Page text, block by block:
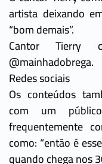
artista deixando
“bom demais”.
Cantor Tierry
@mainhadobrega.
Redes sociais
Os conteúdos
com um
frequentemente
como: “então é
quando chega nos